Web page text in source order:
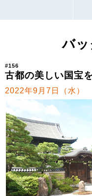
バ
#156
古都の美しい国宝
2022年9月7日（水）